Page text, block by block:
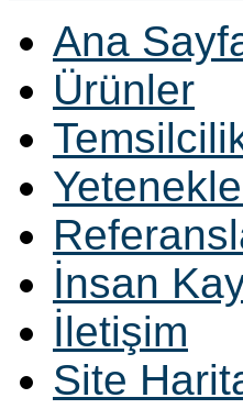
Ana
Ürünler
İnsan
İletişim
Site